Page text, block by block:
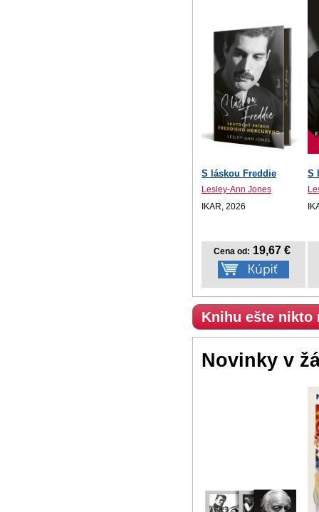
S láskou Freddie
Lesley-Ann Jones
IKAR, 2026
Cena od: 19,67 €
S
Knihu ešte nikto
Novinky v